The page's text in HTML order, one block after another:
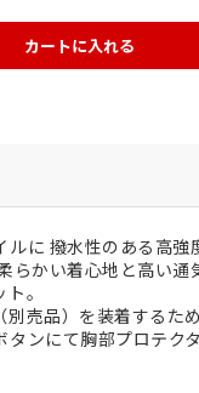
カートに入れる
ルに 撥水性のある高強
らかい着心地と高い通
。
別売品）を装着するた
タンにて胸部プロテク